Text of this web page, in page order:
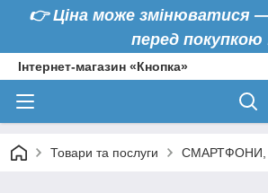
👉Ціна може змінюватися
перед покупкою
Інтернет-магазин «Кнопка»
Товари та послуги СМАРТФОНИ,